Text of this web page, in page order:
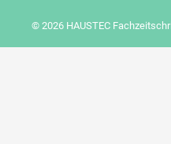
© 2026 HAUSTEC